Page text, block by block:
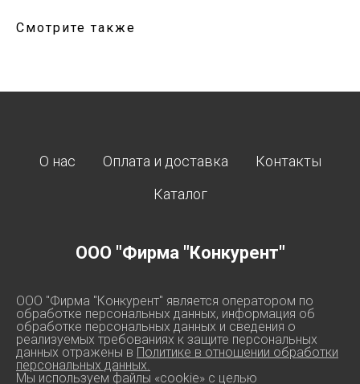
Смотрите также
О нас Оплата и доставка
Контакты
Каталог
ООО "Фирма "Конкурент"
ООО "Фирма "Конкурент" является оператором по
обработке персональных данных, информация об
обработке персональных данных и сведения о
реализуемых требованиях к защите персональных
данных отражены в Политике в отношении обработки
персональных данных.
Мы используем файлы «cookie» с целью